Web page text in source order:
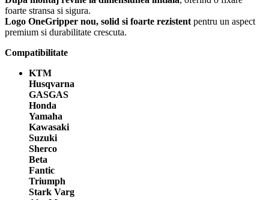
foarte stransa si sigura.
Logo OneGripper nou, solid si foarte rezistent pentru un aspect
premium si durabilitate crescuta.
Compatibilitate
KTM
Husqvarna
GASGAS
Honda
Yamaha
Kawasaki
Suzuki
Sherco
Beta
Fantic
Triumph
Stark Varg